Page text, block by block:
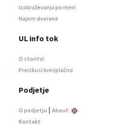
Izobraževanja po meri
Najem dvorane
UL info tok
O storitvi
Preizkusi brezplačno
Podjetje
O podjetju | About
Kontakt